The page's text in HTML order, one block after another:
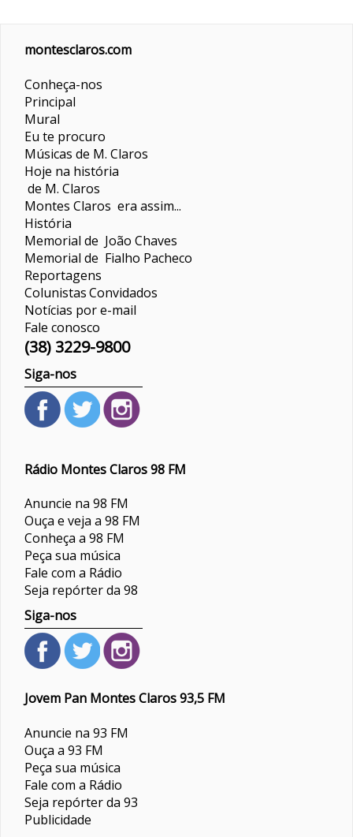
montesclaros.com
Conheça-nos
Principal
Mural
Eu te procuro
Músicas de M. Claros
Hoje na história
de M. Claros
Montes Claros era assim...
História
Memorial de João Chaves
Memorial de Fialho Pacheco
Reportagens
ColunistasConvidados
Notícias por e-mail
Fale conosco
(38) 3229-9800
Siga-nos
Rádio Montes Claros 98 FM
Anuncie na 98 FM
Ouça e veja a 98 FM
Conheça a 98 FM
Peça sua música
Fale com a Rádio
Seja repórter da 98
Siga-nos
Jovem Pan Montes Claros 93,5 FM
Anuncie na 93 FM
Ouça a 93 FM
Peça sua música
Fale com a Rádio
Seja repórter da 93
Publicidade